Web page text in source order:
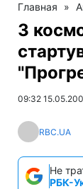
Главная »
З
09:32
RBC.UA
Не
РБК-